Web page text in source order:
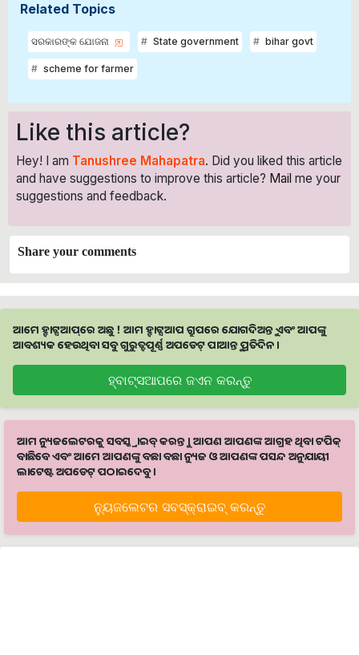
Related Topics
ସରକାରଙ୍କ ଯୋଜନା State government bihar govt
scheme for farmer
Like this article?
Hey! I am Tanushree Mahapatra. Did you liked this article
and have suggestions to improve this article? Mail me your
suggestions and feedback.
Share your comments
ଆମେ ହ୍ବାଟ୍ସଆପ୍‌ରେ ଅଛୁ ! ଆମ ହ୍ବାଟ୍ସଆପ ଗ୍ରୁପରେ ଯୋଗଦିଅନ୍ତୁ ଏବଂ ଆପଙ୍କୁ
ଆବଶ୍ୟକ ହେଉଥିବା ସବୁ ଗୁରୁତ୍ବପୂର୍ଣ୍ଣ ଅପଡେଟ୍‌ ପାଆନ୍ତୁ ପ୍ରତିଦିନ ।
ହ୍ବାଟ୍ସଆପରେ ଜଏନ କରନ୍ତୁ
ଆମ ନ୍ୟୁଜଲେଟରକୁ ସବସ୍କ୍ରାଇବ୍ କରନ୍ତୁ । ଆପଣ ଆପଣଙ୍କ ଆଗ୍ରହ ଥିବା ଟପିକ୍‌
ବାଛିବେ ଏବଂ ଆମେ ଆପଣଙ୍କୁ ବଛା ବଛା ନ୍ୟୁଜ ଓ ଆପଣଙ୍କ ପସନ୍ଦ ଅନୁଯାୟୀ
ଲାଟେଷ୍ଟ ଅପଡେଟ୍‌ ପଠାଇଦେବୁ ।
ନ୍ୟୁଜଲେଟର ସବସ୍କ୍ରାଇବ୍‌ କରନ୍ତୁ